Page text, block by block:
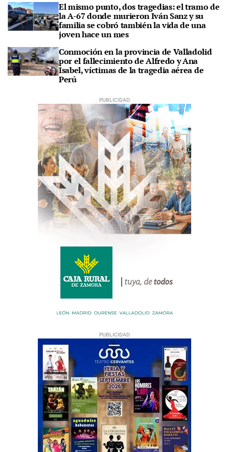
El mismo punto, dos tragedias: el tramo de
la A-67 donde murieron Iván Sanz y su
familia se cobró también la vida de una
joven hace un mes
Conmoción en la provincia de Valladolid
por el fallecimiento de Alfredo y Ana
Isabel, víctimas de la tragedia aérea de
Perú